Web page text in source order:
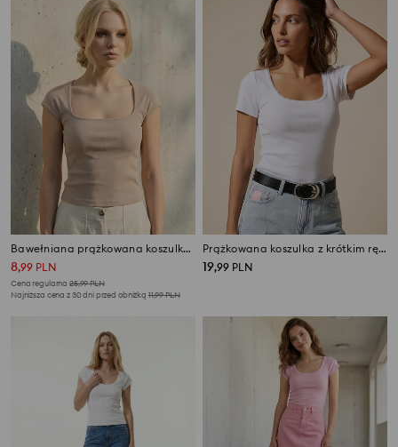
Bawełniana prążkowana koszulka z dekoltem karo
8,99 PLN
Cena regularna 25,99PLN
Najniższa cena z 30 dni przed obniżką 11,99PLN
Prążkowana koszulka z krótkim rękawem
19,99 PLN